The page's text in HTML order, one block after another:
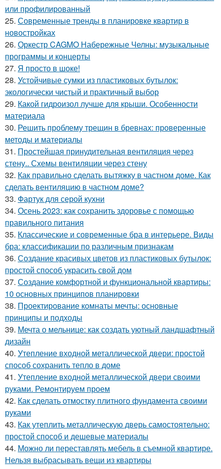
или профилированный
25. Современные тренды в планировке квартир в
новостройках
26. Оркестр CAGMO Набережные Челны: музыкальные
программы и концерты
27. Я просто в шоке!
28. Устойчивые сумки из пластиковых бутылок:
экологически чистый и практичный выбор
29. Какой гидроизол лучше для крыши. Особенности
материала
30. Решить проблему трещин в бревнах: проверенные
методы и материалы
31. Простейшая принудительная вентиляция через
стену.. Схемы вентиляции через стену
32. Как правильно сделать вытяжку в частном доме. Как
сделать вентиляцию в частном доме?
33. Фартук для серой кухни
34. Осень 2023: как сохранить здоровье с помощью
правильного питания
35. Классические и современные бра в интерьере. Виды
бра: классификации по различным признакам
36. Создание красивых цветов из пластиковых бутылок:
простой способ украсить свой дом
37. Создание комфортной и функциональной квартиры:
10 основных принципов планировки
38. Проектирование комнаты мечты: основные
принципы и подходы
39. Мечта о мельнице: как создать уютный ландшафтный
дизайн
40. Утепление входной металлической двери: простой
способ сохранить тепло в доме
41. Утепление входной металлической двери своими
руками. Ремонтируем проем
42. Как сделать отмостку плитного фундамента своими
руками
43. Как утеплить металлическую дверь самостоятельно:
простой способ и дешевые материалы
44. Можно ли переставлять мебель в съемной квартире.
Нельзя выбрасывать вещи из квартиры